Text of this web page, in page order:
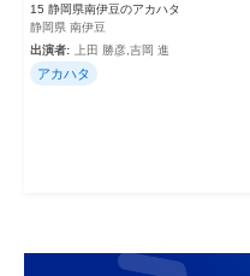
15 静岡県南伊豆のアカハタ
静岡県 南伊豆
出演者:
上田 勝彦,吉岡 進
アカハタ